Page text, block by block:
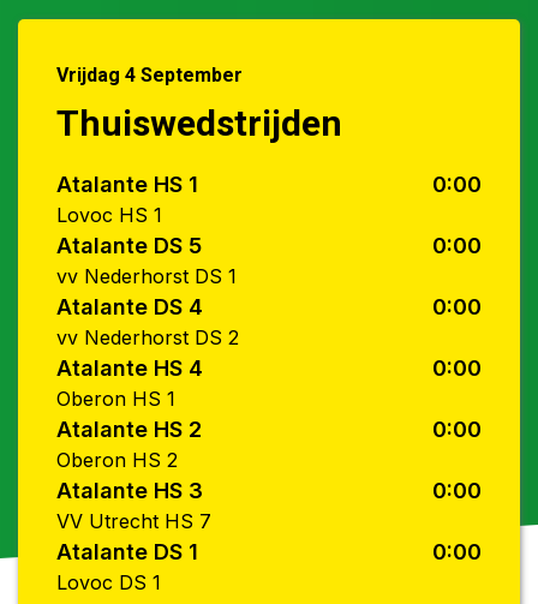
Vrijdag 4 September
Thuiswedstrijden
Atalante HS 1
Lovoc HS 1
0:00
Atalante DS 5
vv Nederhorst DS 1
0:00
Atalante DS 4
vv Nederhorst DS 2
0:00
Atalante HS 4
Oberon HS 1
0:00
Atalante HS 2
Oberon HS 2
0:00
Atalante HS 3
VV Utrecht HS 7
0:00
Atalante DS 1
Lovoc DS 1
0:00